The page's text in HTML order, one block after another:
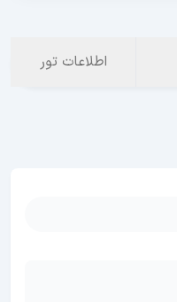
اطلاعات تور